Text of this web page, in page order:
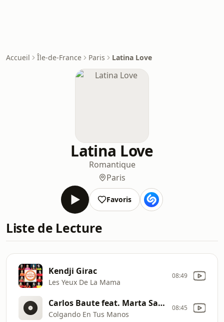
Accueil Île-de-France Paris Latina Love
Latina Love
Romantique
Paris
Favoris
Liste de Lecture
Kendji Girac
Les Yeux De La Mama
08:49
Carlos Baute feat. Marta Sanchez
Colgando En Tus Manos
08:45